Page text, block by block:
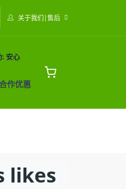
关于我们|售后
: 安心
作优惠
likes